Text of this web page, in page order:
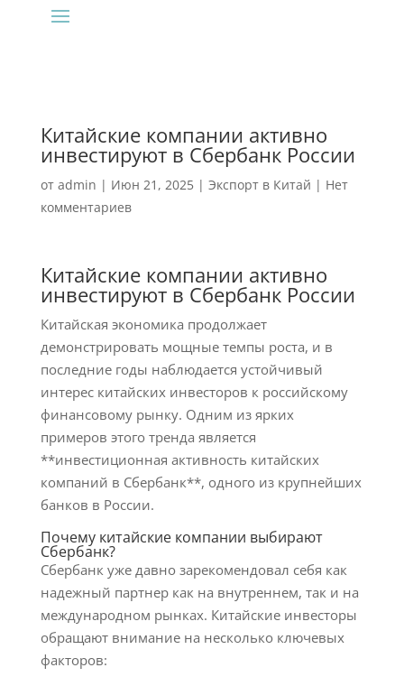
Китайские компании активно
инвестируют в Сбербанк России
от admin | Июн 21, 2025| Экспорт в Китай | Нет
комментариев
Китайские компании активно
инвестируют в Сбербанк России
Китайская экономика продолжает
демонстрировать мощные темпы роста, и в
последние годы наблюдается устойчивый
интерес китайских инвесторов к российскому
финансовому рынку. Одним из ярких
примеров этого тренда является
**инвестиционная активность китайских
компаний в Сбербанк**, одного из крупнейших
банков в России.
Почему китайские компании выбирают
Сбербанк?
Сбербанк уже давно зарекомендовал себя как
надежный партнер как на внутреннем, так и на
международном рынках. Китайские инвесторы
обращают внимание на несколько ключевых
факторов: